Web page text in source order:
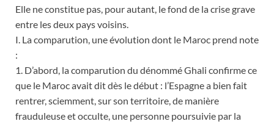
Elle ne constitue pas, pour autant, le fond de la crise grave
entre les deux pays voisins.
I. La comparution, une évolution dont le Maroc prend note
:
1. D’abord, la comparution du dénommé Ghali confirme ce
que le Maroc avait dit dès le début : l’Espagne a bien fait
rentrer, sciemment, sur son territoire, de manière
frauduleuse et occulte, une personne poursuivie par la